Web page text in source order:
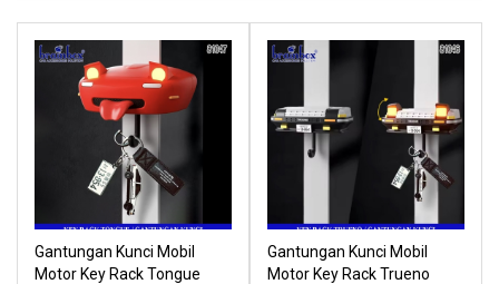
Gantungan Kunci Mobil
Motor Key Rack Tongue
Gantungan Kunci Mobil
Motor Key Rack Trueno